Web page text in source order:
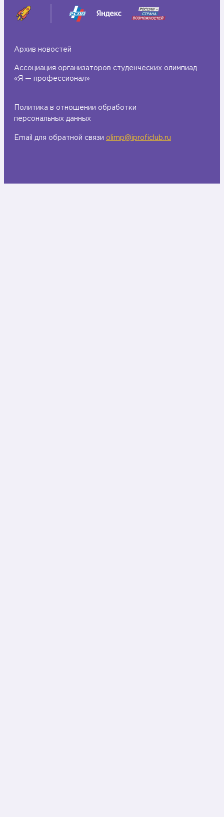
Архив новостей
Ассоциация организаторов студенческих олимпиад
«Я — профессионал»
Политика в отношении обработки
персональных данных
Email для обратной связи olimp@iproficlub.ru